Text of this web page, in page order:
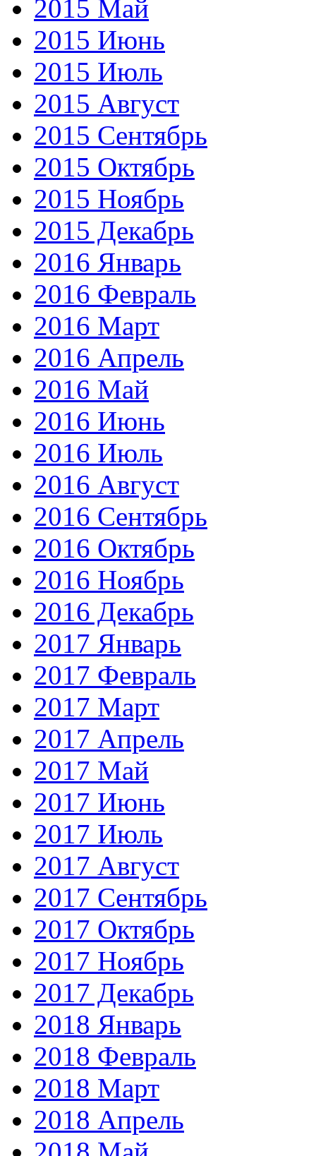
2015 Май
2015 Июнь
2015 Июль
2015 Август
2015 Сентябрь
2015 Октябрь
2015 Ноябрь
2015 Декабрь
2016 Январь
2016 Февраль
2016 Март
2016 Апрель
2016 Май
2016 Июнь
2016 Июль
2016 Август
2016 Сентябрь
2016 Октябрь
2016 Ноябрь
2016 Декабрь
2017 Январь
2017 Февраль
2017 Март
2017 Апрель
2017 Май
2017 Июнь
2017 Июль
2017 Август
2017 Сентябрь
2017 Октябрь
2017 Ноябрь
2017 Декабрь
2018 Январь
2018 Февраль
2018 Март
2018 Апрель